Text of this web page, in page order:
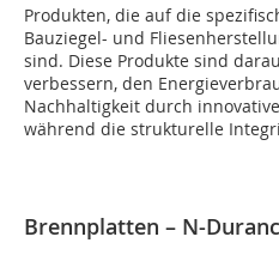
Produkten, die auf die
Bauziegel- und
sind. Diese Produkte sind
verbessern, den
Nachhaltigkeit durch
während die strukturelle
Brennplatten – N-